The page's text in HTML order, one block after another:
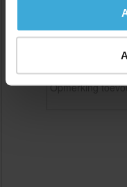
Alle bedragen zijn excl.